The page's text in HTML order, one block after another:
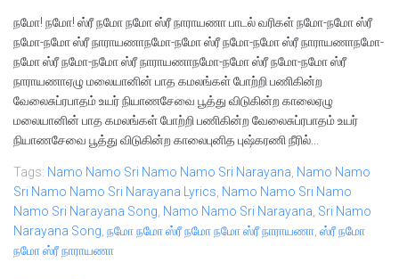
நமோ! நமோ! ஸ்ரீ நமோ நமோ ஸ்ரீ நாராயணா பாடல் வரிகள் நமோ-நமோ ஸ்ரீ
நமோ-நமோ ஸ்ரீ நாராயணாநமோ-நமோ ஸ்ரீ நமோ-நமோ ஸ்ரீ நாராயணாநமோ-
நமோ ஸ்ரீ நமோ-நமோ ஸ்ரீ நாராயணாநமோ-நமோ ஸ்ரீ நமோ-நமோ ஸ்ரீ
நாராயணாஏழு மலையானின் பாத கமலங்கள் போற்றி பணிகின்ற
வேலைசுப்ரபாதம் உயர் நியாணசேவை பூத்து விடுகின்ற காலைஏழு
மலையானின் பாத கமலங்கள் போற்றி பணிகின்ற வேலைசுப்ரபாதம் உயர்
நியாணசேவை பூத்து விடுகின்ற காலைபுனித புஷ்கரணி நீரில்...
Tags: Namo Namo Sri Namo Namo Sri Narayana Namo Namo
Sri Namo Namo Sri Narayana Lyrics Namo Namo Sri Namo
Namo Sri Narayana Song Namo Namo Sri Narayana Sri Namo
Narayana Song நமோ நமோ ஸ்ரீ நமோ நமோ ஸ்ரீ நாராயணா ஸ்ரீ நமோ
நமோ ஸ்ரீ நாராயணா